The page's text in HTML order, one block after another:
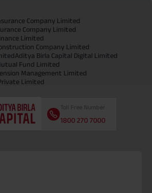
Company Limited
Company Limited
Limited
Company Limited
Aditya Birla Capital Digital Limited
Fund Limited
Management Limited
Limited
Toll Free Number
1800 270 7000